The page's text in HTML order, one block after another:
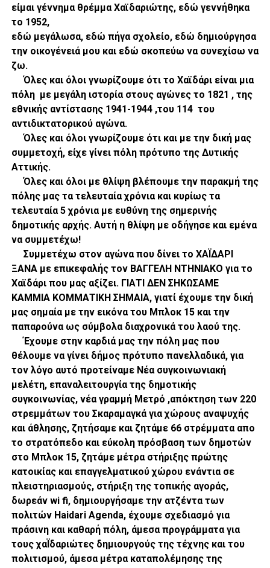
είμαι γέννημα θρέμμα Χαϊδαριώτης, εδώ γεννήθηκα
το 1952,
εδώ μεγάλωσα, εδώ πήγα σχολείο, εδώ δημιούργησα
την οικογένειά μου και εδώ σκοπεύω να συνεχίσω να
ζω.
Όλες και όλοι γνωρίζουμε ότι το Χαϊδάρι είναι μια
πόλη με μεγάλη ιστορία στους αγώνες το 1821 , της
εθνικής αντίστασης 1941-1944 ,του 114 του
αντιδικτατορικού αγώνα.
Όλες και όλοι γνωρίζουμε ότι και με την δική μας
συμμετοχή, είχε γίνει πόλη πρότυπο της Δυτικής
Αττικής.
Όλες και όλοι με θλίψη βλέπουμε την παρακμή της
πόλης μας τα τελευταία χρόνια και κυρίως τα
τελευταία 5 χρόνια με ευθύνη της σημερινής
δημοτικής αρχής. Αυτή η θλίψη με οδήγησε και εμένα
να συμμετέχω!
Συμμετέχω στον αγώνα που δίνει το ΧΑΪΔΑΡΙ
ΞΑΝΑ με επικεφαλής τον ΒΑΓΓΕΛΗ ΝΤΗΝΙΑΚΟ για το
Χαϊδάρι που μας αξίζει. ΓΙΑΤΙ ΔΕΝ ΣΗΚΩΣΑΜΕ
ΚΑΜΜΙΑ ΚΟΜΜΑΤΙΚΗ ΣΗΜΑΙΑ, γιατί έχουμε την δική
μας σημαία με την εικόνα του Μπλοκ 15 και την
παπαρούνα ως σύμβολα διαχρονικά του λαού της.
Έχουμε στην καρδιά μας την πόλη μας που
θέλουμε να γίνει δήμος πρότυπο πανελλαδικά, για
τον λόγο αυτό προτείναμε Νέα συγκοινωνιακή
μελέτη, επαναλειτουργία της δημοτικής
συγκοινωνίας, νέα γραμμή Μετρό ,απόκτηση των 220
στρεμμάτων του Σκαραμαγκά για χώρους αναψυχής
και άθλησης, ζητήσαμε και ζητάμε 66 στρέμματα απο
το στρατόπεδο και εύκολη πρόσβαση των δημοτών
στο Μπλοκ 15, ζητάμε μέτρα στήριξης πρώτης
κατοικίας και επαγγελματικού χώρου ενάντια σε
πλειστηριασμούς, στήριξη της τοπικής αγοράς,
δωρεάν wi fi, δημιουργήσαμε την ατζέντα των
πολιτών Haidari Agenda, έχουμε σχεδιασμό για
πράσινη και καθαρή πόλη, άμεσα προγράμματα για
τους χαΪδαριώτες δημιουργούς της τέχνης και του
πολιτισμού, άμεσα μέτρα καταπολέμησης της